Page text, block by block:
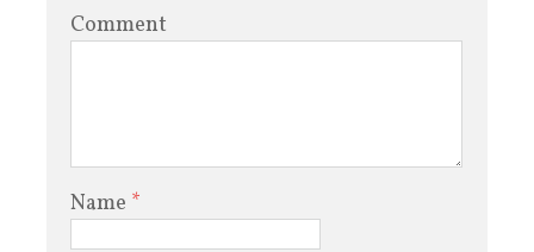
Comment
Name *